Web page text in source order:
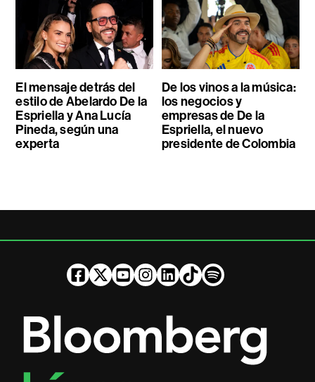
El mensaje detrás del
estilo de Abelardo De la
Espriella y Ana Lucía
Pineda, según una
experta
De los vinos a la música:
los negocios y
empresas de De la
Espriella, el nuevo
presidente de Colombia